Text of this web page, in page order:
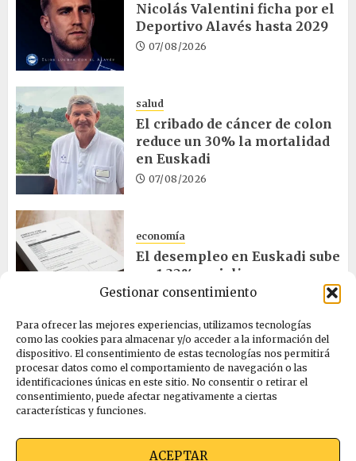
Gestionar consentimiento
Para ofrecer las mejores experiencias, utilizamos tecnologías
como las cookies para almacenar y/o acceder a la información del
dispositivo. El consentimiento de estas tecnologías nos permitirá
procesar datos como el comportamiento de navegación o las
identificaciones únicas en este sitio. No consentir o retirar el
consentimiento, puede afectar negativamente a ciertas
características y funciones.
ACEPTAR
Nicolás Valentini ficha por el
Deportivo Alavés hasta 2029
07/08/2026
salud
El cribado de cáncer de colon
reduce un 30% la mortalidad
en Euskadi
07/08/2026
economía
El desempleo en Euskadi sube
un 1,32% en julio
06/08/2026
salud
Bilbao acogerá el mayor
congreso europeo de salud
pública en noviembre